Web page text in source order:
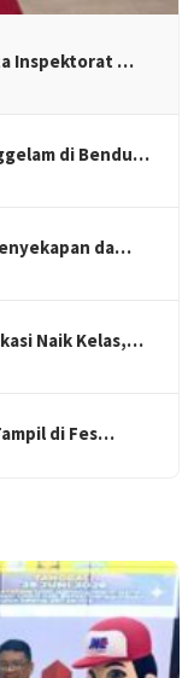
Inspektorat …
di Bendu…
da…
Naik Kelas,…
di Fes…